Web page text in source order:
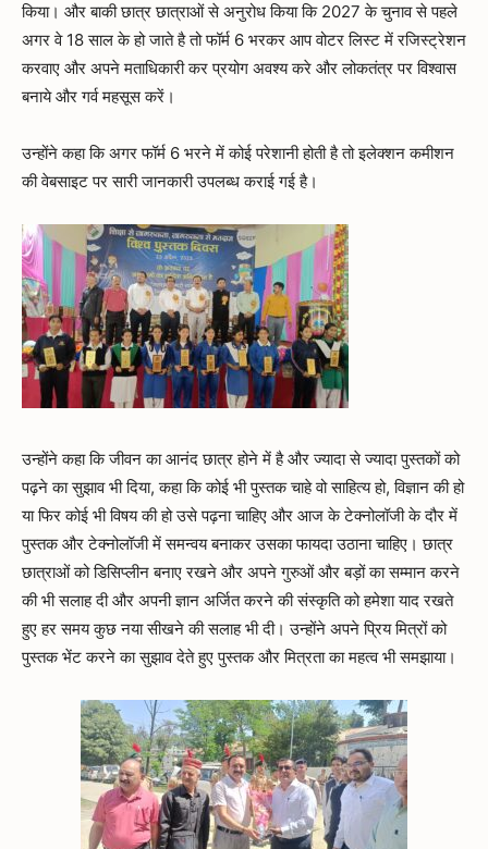
किया। और बाकी छात्र छात्राओं से अनुरोध किया कि 2027 के चुनाव से पहले
अगर वे 18 साल के हो जाते है तो फॉर्म 6 भरकर आप वोटर लिस्ट में रजिस्ट्रेशन
करवाए और अपने मताधिकारी कर प्रयोग अवश्य करे और लोकतंत्र पर विश्वास
बनाये और गर्व महसूस करें।
उन्होंने कहा कि अगर फॉर्म 6 भरने में कोई परेशानी होती है तो इलेक्शन कमीशन
की वेबसाइट पर सारी जानकारी उपलब्ध कराई गई है।
उन्होंने कहा कि जीवन का आनंद छात्र होने में है और ज्यादा से ज्यादा पुस्तकों को
पढ़ने का सुझाव भी दिया, कहा कि कोई भी पुस्तक चाहे वो साहित्य हो, विज्ञान की हो
या फिर कोई भी विषय की हो उसे पढ़ना चाहिए और आज के टेक्नोलॉजी के दौर में
पुस्तक और टेक्नोलॉजी में समन्वय बनाकर उसका फायदा उठाना चाहिए। छात्र
छात्राओं को डिसिप्लीन बनाए रखने और अपने गुरुओं और बड़ों का सम्मान करने
की भी सलाह दी और अपनी ज्ञान अर्जित करने की संस्कृति को हमेशा याद रखते
हुए हर समय कुछ नया सीखने की सलाह भी दी। उन्होंने अपने प्रिय मित्रों को
पुस्तक भेंट करने का सुझाव देते हुए पुस्तक और मित्रता का महत्व भी समझाया।